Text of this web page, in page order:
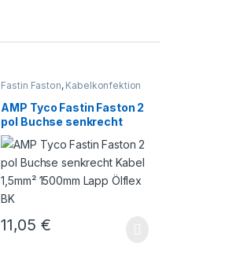
Fastin Faston, Kabelkonfektion
AMP Tyco Fastin Faston 2
pol Buchse senkrecht
Kabel 1,5mm² 1500mm
Lapp Ölflex BK
11,05 €